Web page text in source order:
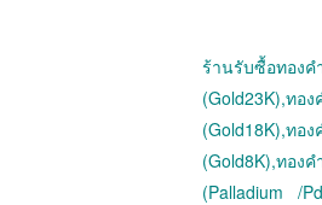
ร้านรับซื้อทอง
(Gold23K),ท
(Gold18K),ทอ
(Gold8K),ทอง
(Palladium /